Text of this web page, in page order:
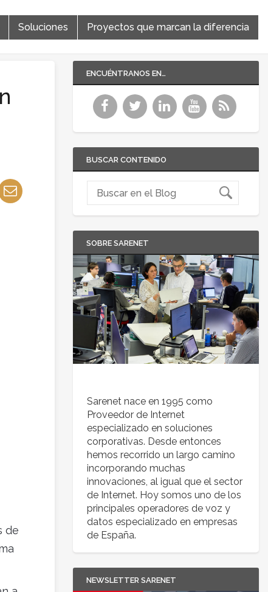
Soluciones Proyectos que marcan la diferencia
de
ENCUÉNTRANOS EN…
BUSCAR CONTENIDO
SOBRE SARENET
Sarenet nace en 1995 como
Proveedor de Internet
especializado en soluciones
corporativas. Desde entonces
hemos recorrido un largo camino
incorporando muchas
innovaciones, al igual que el sector
de Internet. Hoy somos uno de los
principales operadores de voz y
datos especializado en empresas
de España.
NEWSLETTER SARENET